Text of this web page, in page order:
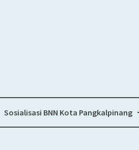
Sosialisasi BNN Kota Pangkalpinang